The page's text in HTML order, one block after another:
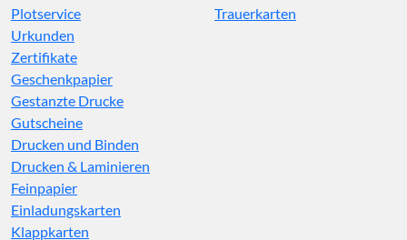
Plotservice
Trauerkarten
Urkunden
Zertifikate
Geschenkpapier
Gestanzte Drucke
Gutscheine
Drucken und Binden
Drucken & Laminieren
Feinpapier
Einladungskarten
Klappkarten